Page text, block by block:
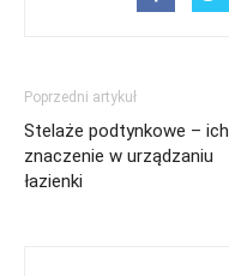
Poprzedni artykuł
Stelaże podtynkowe – ich
znaczenie w urządzaniu
łazienki